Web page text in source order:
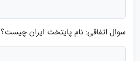
سوال اتفاقی: نام پایتخت ایران چیست؟